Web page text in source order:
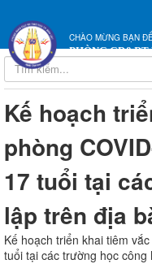
CHÀO MỪNG BẠN
PHÒNG GD&ĐT
Kế hoạch
phòng
17 tuổi tại
lập trên địa
Kế hoạch triển khai tiêm
tuổi tại các trường học